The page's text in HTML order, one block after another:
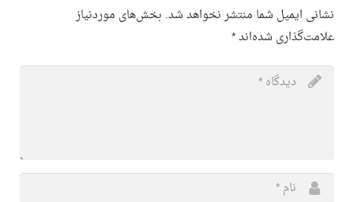
نشانی ایمیل شما منتشر نخواهد شد. بخش‌های موردنیاز
علامت‌گذاری شده‌اند*